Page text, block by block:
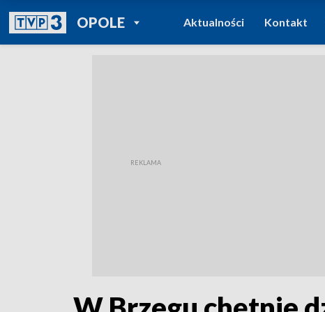
OPOLEPOWRÓT DO
TVP REGIONY
Aktualności Kontakt